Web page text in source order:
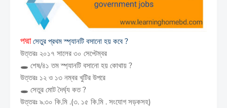
পদ্মাসেতুর প্রথম স্প্যানটি বসানো হয় কবে ?
উত্তরঃ ২০১৭ সালের ৩০ সেপ্টেম্বর
🕳️ শেষ/৪১ তম স্প্যানটি বসানো হয় কোথায় ?
উত্তরঃ ১২ ও ১৩ নম্বর খুটির উপরে
🕳️ সেতুর মোট দৈর্ঘ্য কত ?
উত্তরঃ ৯.৩০ কি.মি .(৩. ১৫ কি.মি . সংযোগ সড়কসহ)